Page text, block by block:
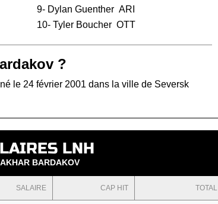
9- Dylan Guenther ARI
10-Tyler Boucher OTT
?
le 24 février 2001 dans la ville de Seversk
LNH
BARDAKOV
SALAIRE CAP HIT TOTAL